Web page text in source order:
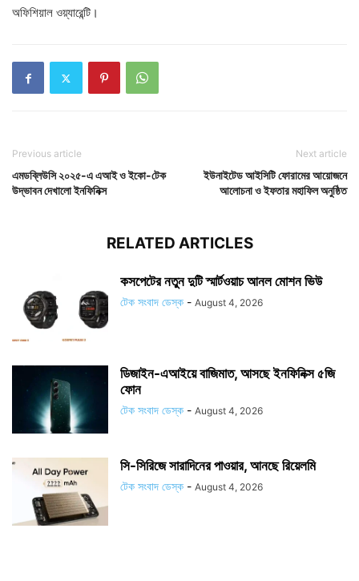
অফিশিয়াল ওয়্যারেন্টি।
Previous article
এমডব্লিউসি ২০২৫-এ এআই ও ইকো-টেক
উদ্ভাবন দেখালো ইনফিনিক্স
Next article
ইউনাইটেড আইসিটি ফোরামের আয়োজনে
আলোচনা ও ইফতার মহাফিল অনুষ্ঠিত
RELATED ARTICLES
কসপেটের নতুন দুটি স্মার্টওয়াচ আনল মোশন ভিউ
টেক সংবাদ ডেস্ক - August 4, 2026
ডিজাইন-এআইয়ে বাজিমাত, আসছে ইনফিনিক্স ৫জি
ফোন
টেক সংবাদ ডেস্ক - August 4, 2026
সি-সিরিজে সারাদিনের পাওয়ার, আনছে রিয়েলমি
টেক সংবাদ ডেস্ক - August 4, 2026